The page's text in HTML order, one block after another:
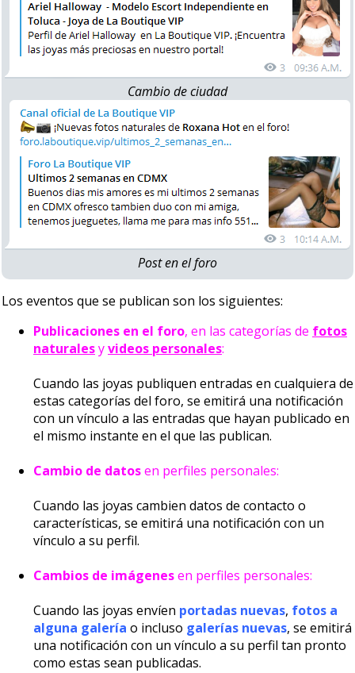
Cambio de ciudad
Post en el foro
Los eventos que se publican son los siguientes:
Publicaciones en el foro, en las categorías de fotos
naturalesyvideos personales:
Cuando las joyas publiquen entradas en cualquiera de
estas categorías del foro, se emitirá una notificación
con un vínculo a las entradas que hayan publicado en
el mismo instante en el que las publican.
Cambio de datosen perfiles personales:
Cuando las joyas cambien datos de contacto o
características, se emitirá una notificación con un
vínculo a su perfil.
Cambios de imágenesen perfiles personales:
Cuando las joyas envíen portadas nuevas, fotos a
alguna galería o incluso galerías nuevas, se emitirá
una notificación con un vínculo a su perfil tan pronto
como estas sean publicadas.